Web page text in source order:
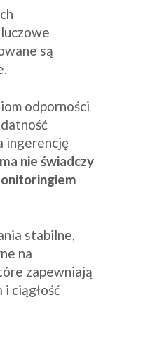
są
odporności
ingerencję
nie świadczy
stabilne,
na
zapewniają
ciągłość